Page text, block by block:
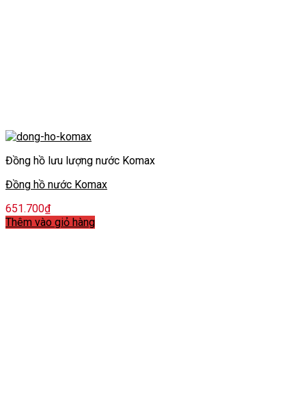
Đồng hồ lưu lượng nước Komax
Đồng hồ nước Komax
651.700₫
Thêm vào giỏ hàng